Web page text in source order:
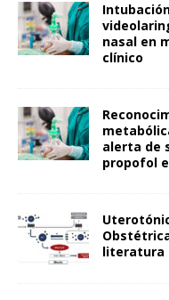
nasal en
clínico
alerta de
propofol
literatura